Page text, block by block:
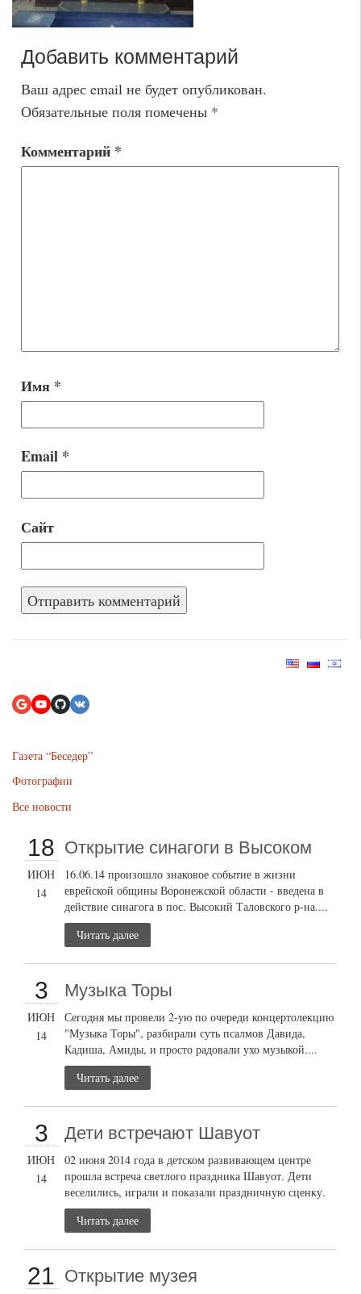
Добавить комментарий
Ваш адрес email не будет опубликован.
Обязательные поля помечены *
Комментарий *
Имя *
Email *
Сайт
Газета “Беседер”
Фотографии
Все новости
18
ИЮН
14
Открытие cинагоги в Высоком
16.06.14 произошло знаковое событие в жизни
еврейской общины Воронежской области - введена в
действие синагога в пос. Высокий Таловского р-на....
Читать далее
3
ИЮН
14
Музыка Торы
Сегодня мы провели 2-ую по очереди концертолекцию
"Музыка Торы", разбирали суть псалмов Давида,
Кадиша, Амиды, и просто радовали ухо музыкой....
Читать далее
3
ИЮН
14
Дети встречают Шавуот
02 июня 2014 года в детском развивающем центре
прошла встреча светлого праздника Шавуот. Дети
веселились, играли и показали праздничную сценку.
Читать далее
21 Открытие музея